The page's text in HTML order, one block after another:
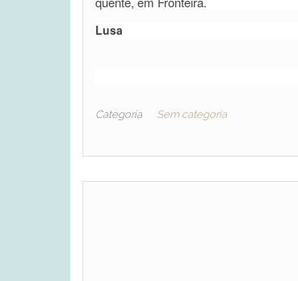
Lusa
Categoria Sem categoria